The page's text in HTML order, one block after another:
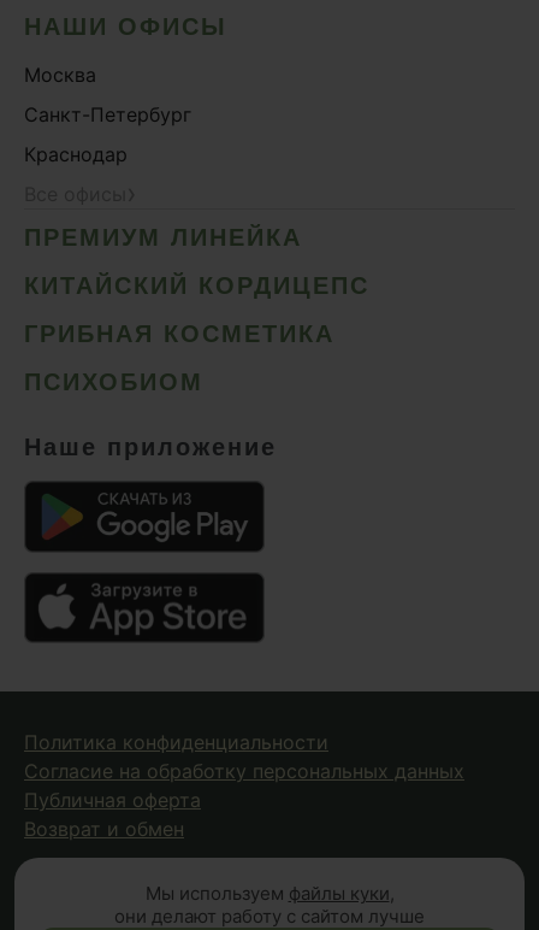
НАШИ ОФИСЫ
Москва
Санкт-Петербург
Краснодар
ПРЕМИУМ ЛИНЕЙКА
КИТАЙСКИЙ КОРДИЦЕПС
ГРИБНАЯ КОСМЕТИКА
ПСИХОБИОМ
Наше приложение
Политика конфиденциальности
Согласие на обработку персональных данных
Публичная оферта
Возврат и обмен
© 2026 Fungiline — зарегистрированная торговая марка.
Мы используем файлы куки,
они делают работу с сайтом лучше